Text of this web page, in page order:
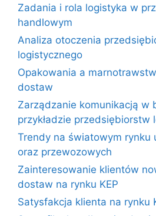
Zadania i rola logistyka w
handlowym
Analiza otoczenia
logistycznego
Opakowania a
dostaw
Zarządzanie komunikacją w
przykładzie przedsiębiorstw
Trendy na światowym rynku
oraz przewozowych
Zainteresowanie klientów
dostaw na rynku KEP
Satysfakcja klienta na rynku